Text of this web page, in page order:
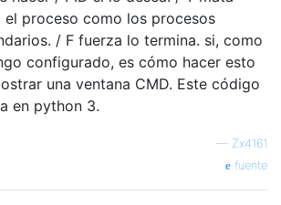
el proceso como los procesos
/ F fuerza lo termina. si, como
configurado, es cómo hacer esto
una ventana CMD. Este código
en python 3.
— Zx4161
fuente